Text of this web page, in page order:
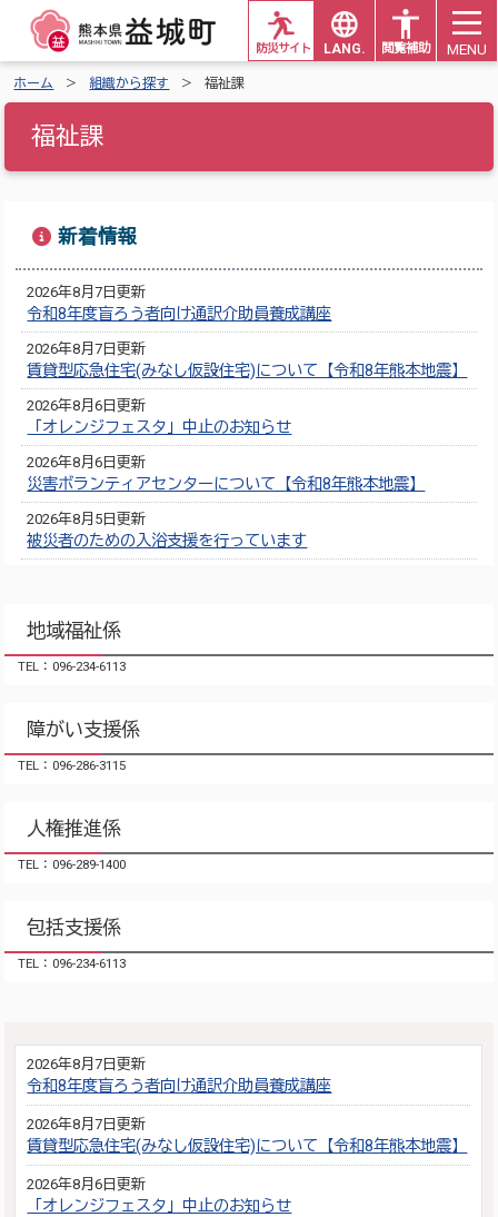
LANG. 閲覧補助
防災サイト MENU
ホーム 組織から探す 福祉課
福祉課
新着情報
2026年8月7日更新
令和8年度盲ろう者向け通訳介助員養成講座
2026年8月7日更新
賃貸型応急住宅(みなし仮設住宅)について【令和8年熊本地震】
2026年8月6日更新
「オレンジフェスタ」中止のお知らせ
2026年8月6日更新
災害ボランティアセンターについて【令和8年熊本地震】
2026年8月5日更新
被災者のための入浴支援を行っています
地域福祉係
TEL：096-234-6113
障がい支援係
TEL：096-286-3115
人権推進係
TEL：096-289-1400
包括支援係
TEL：096-234-6113
2026年8月7日更新
令和8年度盲ろう者向け通訳介助員養成講座
2026年8月7日更新
賃貸型応急住宅(みなし仮設住宅)について【令和8年熊本地震】
2026年8月6日更新
「オレンジフェスタ」中止のお知らせ